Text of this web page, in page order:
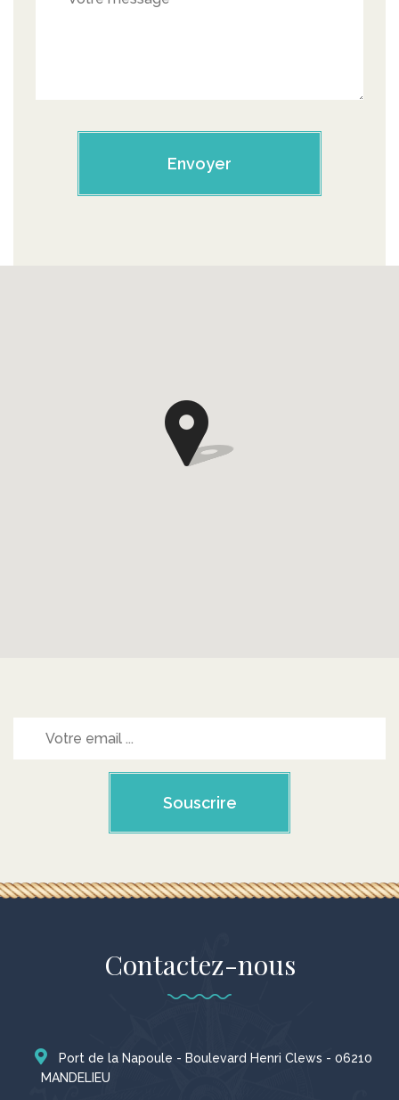
Souscrire
Contactez-nous
Port de la Napoule - Boulevard Henri Clews - 06210
MANDELIEU